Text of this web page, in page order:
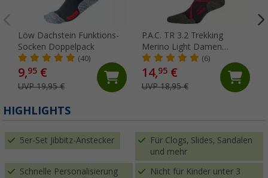
Löw Dachstein Funktions-
Socken Doppelpack
(40)
9,95 €
UVP 19,95 €
P.A.C. TR 3.2 Trekking
Merino Light Damen
Wandersocken (6)
14,95€
UVP 18,95 €
HIGHLIGHTS
5er-Set Jibbitz-Anstecker
Für Clogs, Slides, Sandalen
und mehr
Schnelle Personalisierung Nicht für Kinder unter 3